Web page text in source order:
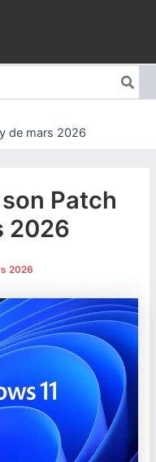
de mars 2026
Patch
2026
2026